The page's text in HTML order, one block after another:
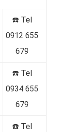
☎️ Tel
0912 655
679
☎️ Tel
0934 655
679
☎️ Tel